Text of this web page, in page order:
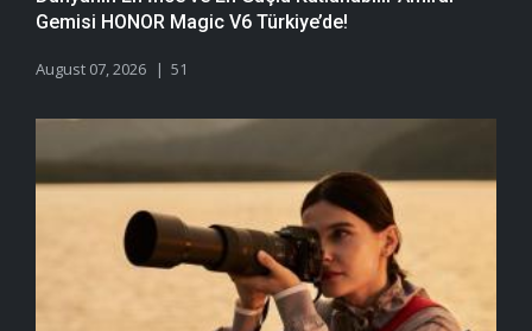
Gemisi HONOR Magic V6 Türkiye’de!
August 07, 2026 51